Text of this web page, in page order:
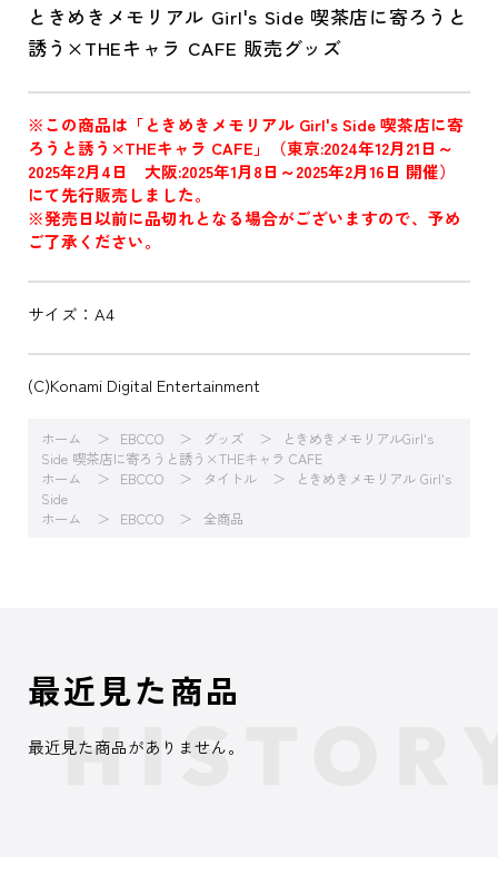
ときめきメモリアル Girl's Side 喫茶店に寄ろうと
誘う×THEキャラ CAFE 販売グッズ
※この商品は「ときめきメモリアル Girl's Side 喫茶店に寄
ろうと誘う×THEキャラ CAFE」（東京:2024年12月21日～
2025年2月4日 大阪:2025年1月8日～2025年2月16日 開催）
にて先行販売しました。
※発売日以前に品切れとなる場合がございますので、予め
ご了承ください。
サイズ：A4
(C)Konami Digital Entertainment
ホーム EBCCO グッズ
ときめきメモリアルGirl's
Side 喫茶店に寄ろうと誘う×THEキャラ CAFE
ホーム
EBCCO タイトル
ときめきメモリアル Girl's
Side
ホーム
EBCCO 全商品
最近見た商品
最近見た商品がありません。